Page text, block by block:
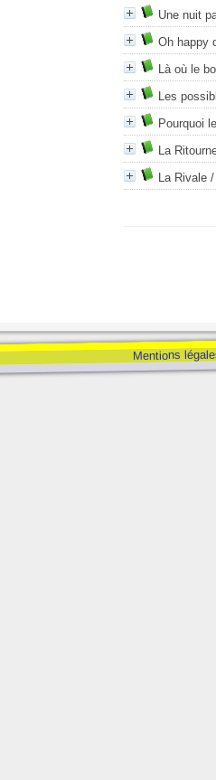
Une nuit
Oh happy
Là où le
Les
Pourquoi
La
La Rivale /
Mentions